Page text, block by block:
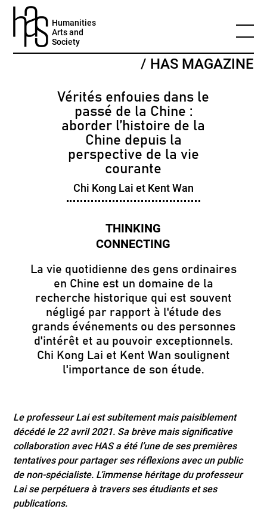
Humanities
Arts and
Society
/ HAS MAGAZINE
Vérités enfouies dans le
passé de la Chine :
aborder l’histoire de la
Chine depuis la
perspective de la vie
courante
Chi Kong Lai et Kent Wan
La vie quotidienne des gens ordinaires
en Chine est un domaine de la
recherche historique qui est souvent
négligé par rapport à l'étude des
grands événements ou des personnes
d'intérêt et au pouvoir exceptionnels.
Chi Kong Lai et Kent Wan soulignent
l'importance de son étude.
Le professeur Lai estsubitement mais paisiblement
décédé le 22 avril 2021. Sa brève mais significative
collaboration avec HAS a été l’une de ses premières
tentatives pour partager ses réflexions avec un public
de non-spécialiste. L’immense héritage du professeur
Lai se perpétuera à travers ses étudiants et ses
publications.